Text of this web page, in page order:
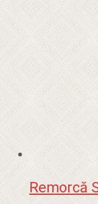
Remorcă